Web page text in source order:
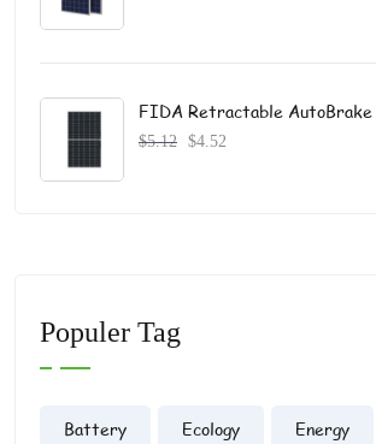
FIDA Retractable AutoBrake
$5.12 $4.52
Populer Tag
Battery Ecology Energy